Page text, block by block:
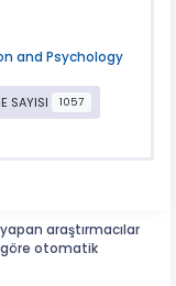
and Psychology
SAYISI 1057
araştırmacılar
otomatik